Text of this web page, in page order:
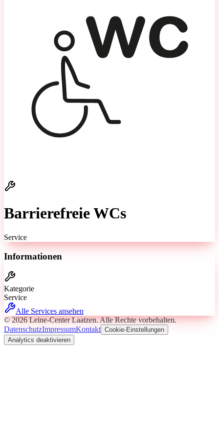
Barrierefreie WCs
Service
Informationen
Kategorie
Service
Alle Services ansehen
©2026 Leine-Center Laatzen. Alle Rechte vorbehalten.
DatenschutzImpressumKontakt Cookie-Einstellungen
Analytics deaktivieren